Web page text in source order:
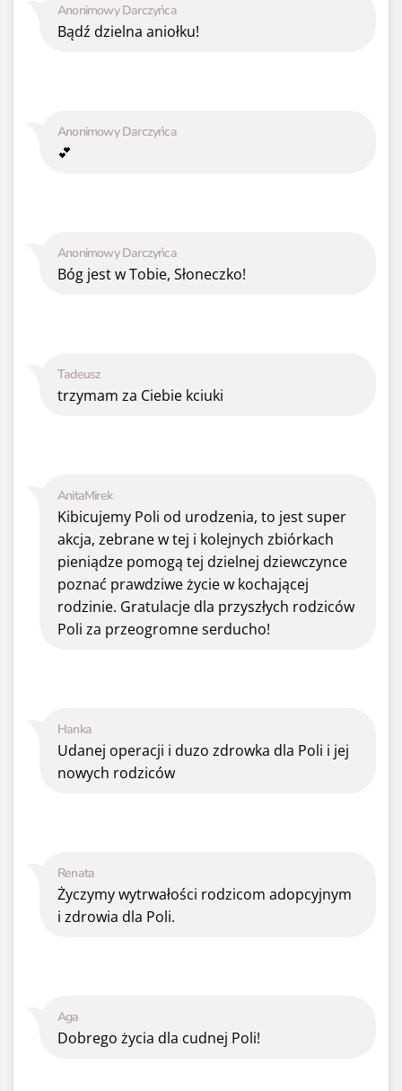
Aga
Dobrego życia dla cudnej Poli!
Renata
Życzymy wytrwałości rodzicom adopcyjnym
i zdrowia dla Poli.
Hanka
Udanej operacji i duzo zdrowka dla Poli i jej
nowych rodziców
AnitaMirek
Kibicujemy Poli od urodzenia, to jest super
akcja, zebrane w tej i kolejnych zbiórkach
pieniądze pomogą tej dzielnej dziewczynce
poznać prawdziwe życie w kochającej
rodzinie. Gratulacje dla przyszłych rodziców
Poli za przeogromne serducho!
Tadeusz
trzymam za Ciebie kciuki
Anonimowy Darczyńca
Bóg jest w Tobie, Słoneczko!
Anonimowy Darczyńca
💕
Anonimowy Darczyńca
Bądź dzielna aniołku!